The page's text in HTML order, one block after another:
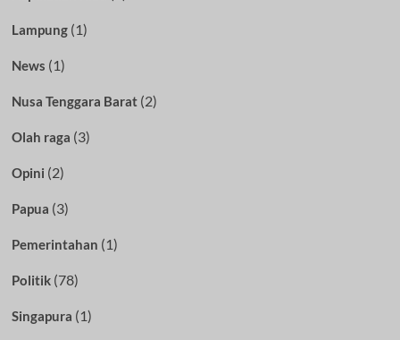
Lampung(1)
News (1)
Nusa Tenggara Barat(2)
Olah raga (3)
Opini (2)
Papua (3)
Pemerintahan (1)
Politik(78)
Singapura (1)